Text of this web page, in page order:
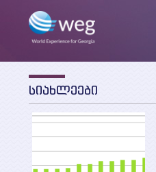
ENG / GEO
ჩვენ შესახებ
სიახლეები